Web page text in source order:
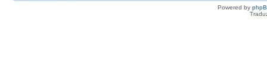
Powered by